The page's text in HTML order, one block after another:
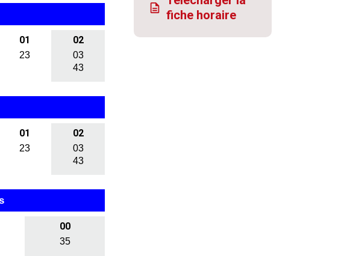
01 02
23
03
43
01 02
23
03
43
00
35
fiche horaire